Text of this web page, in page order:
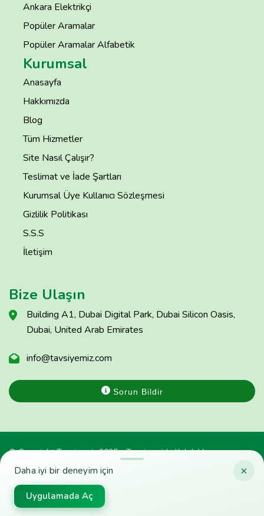
×
Daha iyi bir deneyim için
Uygulamada Aç
Ankara Elektrikçi
Popüler Aramalar
Popüler Aramalar Alfabetik
Kurumsal
Anasayfa
Hakkımızda
Blog
Tüm Hizmetler
Site Nasıl Çalışır?
Teslimat ve İade Şartları
Kurumsal Üye Kullanıcı Sözleşmesi
Gizlilik Politikası
S.S.S
İletişim
Bize Ulaşın
Building A1, Dubai Digital Park, Dubai Silicon Oasis,
Dubai, United Arab Emirates
info@tavsiyemiz.com
Sorun Bildir
© Copyright Tavsiyemiz 2025 - Tavsiyemiz'e Kulak Ver